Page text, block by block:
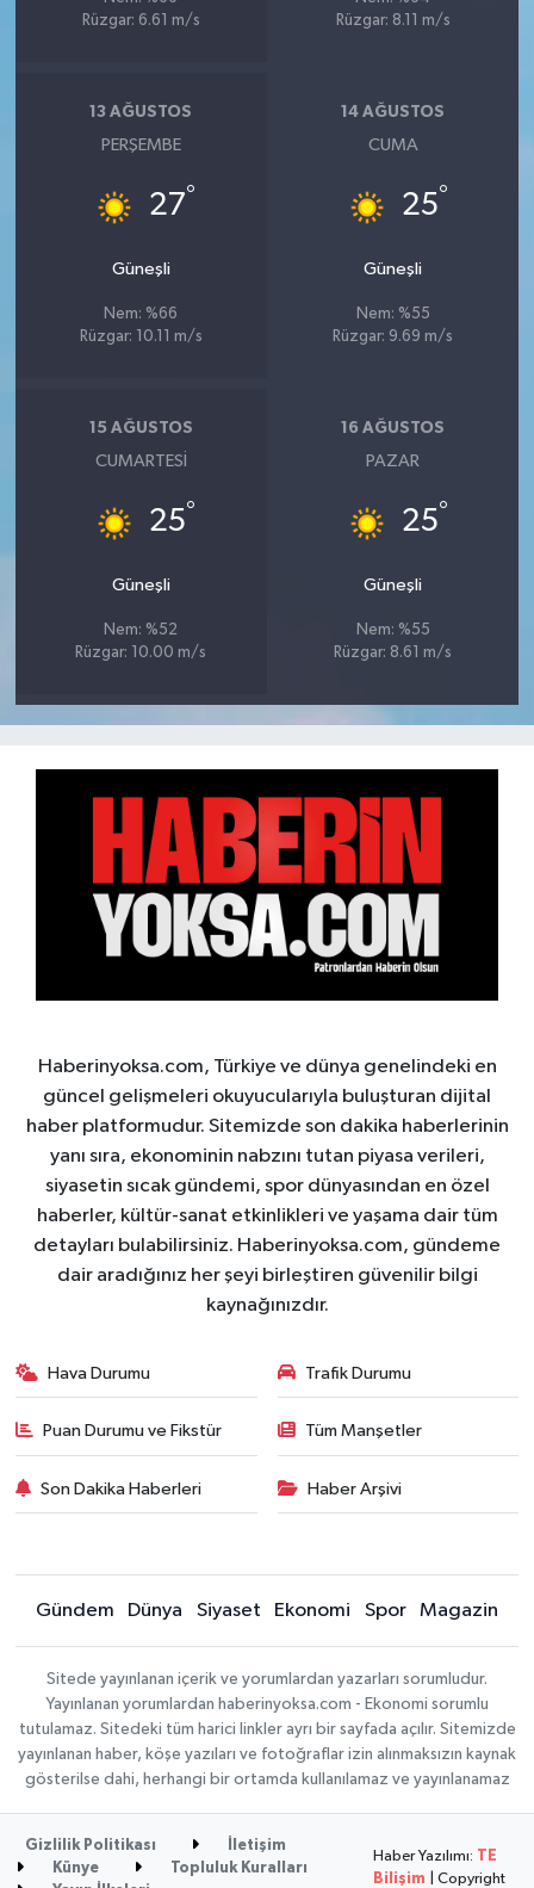
Rüzgar: 6.61 m/s
Rüzgar: 8.11 m/s
13 AĞUSTOS
PERŞEMBE
27°
Güneşli
Nem: %66
Rüzgar: 10.11 m/s
14 AĞUSTOS
CUMA
25°
Güneşli
Nem: %55
Rüzgar: 9.69 m/s
15 AĞUSTOS
CUMARTESI
25°
Güneşli
Nem: %52
Rüzgar: 10.00 m/s
16 AĞUSTOS
PAZAR
25°
Güneşli
Nem: %55
Rüzgar: 8.61 m/s
Haberinyoksa.com, Türkiye ve dünya genelindeki en
güncel gelişmeleri okuyucularıyla buluşturan dijital
haber platformudur. Sitemizde son dakika haberlerinin
yanı sıra, ekonominin nabzını tutan piyasa verileri,
siyasetin sıcak gündemi, spor dünyasından en özel
haberler, kültür-sanat etkinlikleri ve yaşama dair tüm
detayları bulabilirsiniz. Haberinyoksa.com, gündeme
dair aradığınız her şeyi birleştiren güvenilir bilgi
kaynağınızdır.
Hava Durumu Trafik Durumu
Puan Durumu ve Fikstür Tüm Manşetler
Son Dakika Haberleri Haber Arşivi
Gündem Dünya Siyaset Ekonomi Spor Magazin
Sitede yayınlanan içerik ve yorumlardan yazarları sorumludur.
Yayınlanan yorumlardan haberinyoksa.com - Ekonomi sorumlu
tutulamaz. Sitedeki tüm harici linkler ayrı bir sayfada açılır. Sitemizde
yayınlanan haber, köşe yazıları ve fotoğraflar izin alınmaksızın kaynak
gösterilse dahi, herhangi bir ortamda kullanılamaz ve yayınlanamaz
Gizlilik Politikası
İletişim
Künye
Topluluk Kuralları
Haber Yazılımı: TE
Bilişim | Copyright